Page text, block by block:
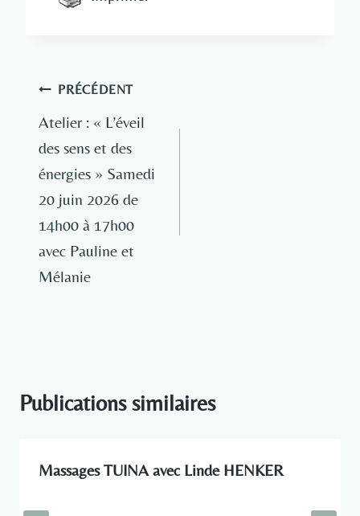
Navigation
de
l’article
PRÉCÉDENT
Atelier : « L’éveil
des sens et des
énergies » Samedi
20 juin 2026 de
14h00 à 17h00
avec Pauline et
Mélanie
Publications similaires
Massages TUINA avec Linde HENKER